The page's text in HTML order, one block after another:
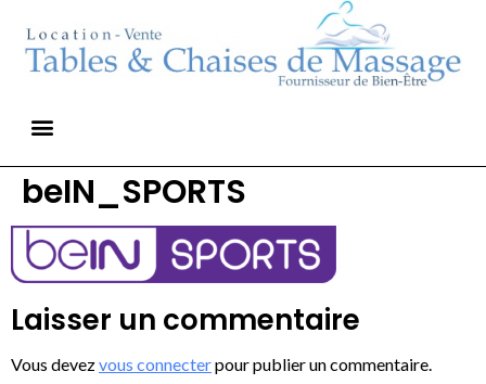
beIN_SPORTS
Laisser un commentaire
Vous devezvous connecterpour publier un commentaire.